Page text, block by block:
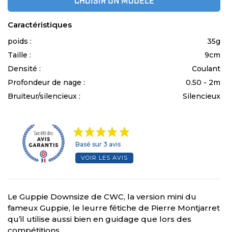
CHOISIR UN MODÈLE
Caractéristiques
poids :
35g
Taille :
9cm
Densité :
Coulant
Profondeur de nage :
0.50 - 2m
Bruiteur/silencieux :
Silencieux
Basé sur 3 avis
VOIR LES AVIS
Le Guppie Downsize de CWC, la version mini du
fameux Guppie, le leurre fétiche de Pierre Montjarret
qu’il utilise aussi bien en guidage que lors des